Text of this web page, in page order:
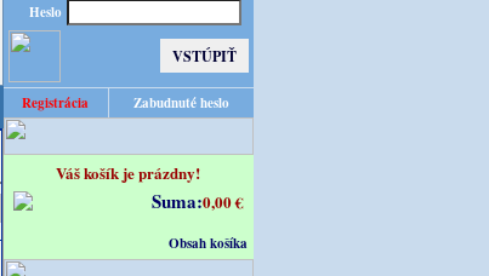
Heslo
Registrácia Zabudnuté heslo
Váš košík je prázdny!
Suma:0,00 €
Obsah košíka